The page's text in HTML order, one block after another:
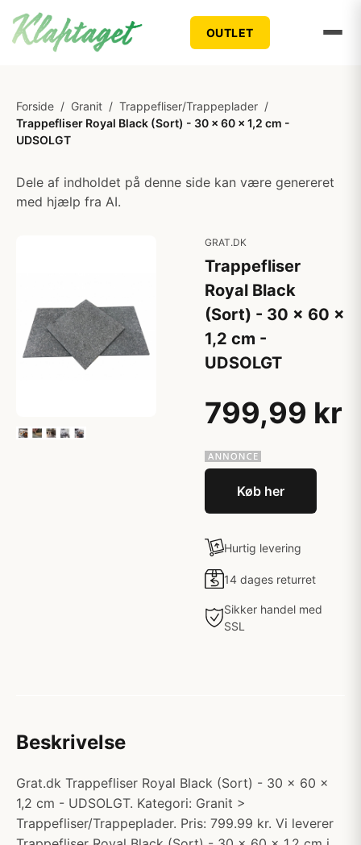
OUTLET
Forside / Granit / Trappefliser/Trappeplader /
Trappefliser Royal Black (Sort) - 30 x 60 x 1,2 cm -
UDSOLGT
Dele af indholdet på denne side kan være genereret
med hjælp fra AI.
GRAT.DK
Trappefliser
Royal Black
(Sort) - 30 x 60 x
1,2 cm -
UDSOLGT
799,99 kr
Køb her
Hurtig levering
14 dages returret
Sikker handel med
SSL
Beskrivelse
Grat.dk Trappefliser Royal Black (Sort) - 30 x 60 x
1,2 cm - UDSOLGT. Kategori: Granit >
Trappefliser/Trappeplader. Pris: 799.99 kr. Vi leverer